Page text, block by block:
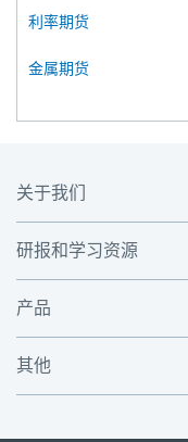
利率期货
金属期货
关于我们
研报和学习资源
产品
其他